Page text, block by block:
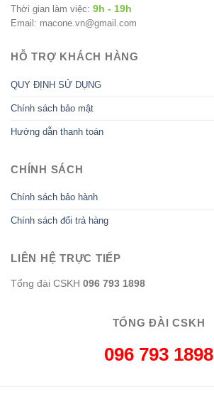
Thời gian làm việc: 9h - 19h
Email: macone.vn@gmail.com
HỖ TRỢ KHÁCH HÀNG
QUY ĐỊNH SỬ DỤNG
Chính sách bảo mật
Hướng dẫn thanh toán
CHÍNH SÁCH
Chính sách bảo hành
Chính sách đổi trả hàng
LIÊN HỆ TRỰC TIẾP
Tổng đài CSKH 096 793 1898
TỔNG ĐÀI CSKH
096 793 1898